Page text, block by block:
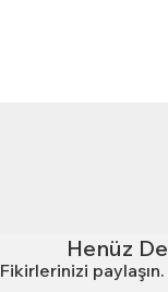
Henüz
Fikirlerinizi